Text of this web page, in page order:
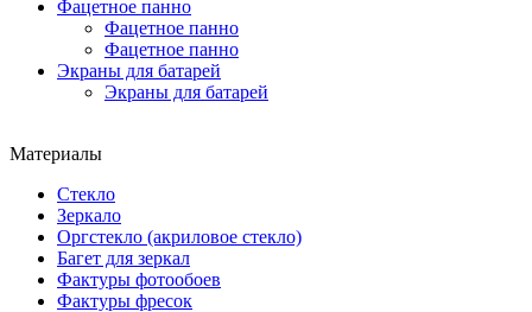
Фацетное панно
Фацетное панно
Фацетное панно
Экраны для батарей
Экраны для батарей
Материалы
Стекло
Зеркало
Оргстекло (акриловое стекло)
Багет для зеркал
Фактуры фотообоев
Фактуры фресок